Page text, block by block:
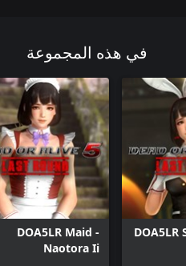
في هذه المجموعة
DOA5LR
DOA5LR Maid -
Naotora Ii